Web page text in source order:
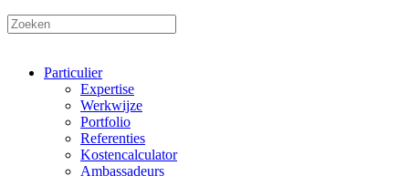
Particulier
Expertise
Werkwijze
Portfolio
Referenties
Kostencalculator
Ambassadeurs